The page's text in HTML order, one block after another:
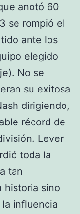
anotó 60
se rompió el
ante los
elegido
No se
su exitosa
dirigiendo,
récord de
Lever
toda la
tan
historia sino
influencia